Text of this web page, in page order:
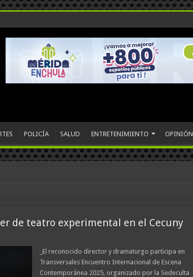
POLICÍA SALUD ENTRETENIMIENTO OPINIÓN
de teatro experimental en el Cecuny
_El reconocido director y dramaturgo participa en
Transversales Encuentro Internacional de Escena
Contemporánea 2025, organizado por la Sedeculta